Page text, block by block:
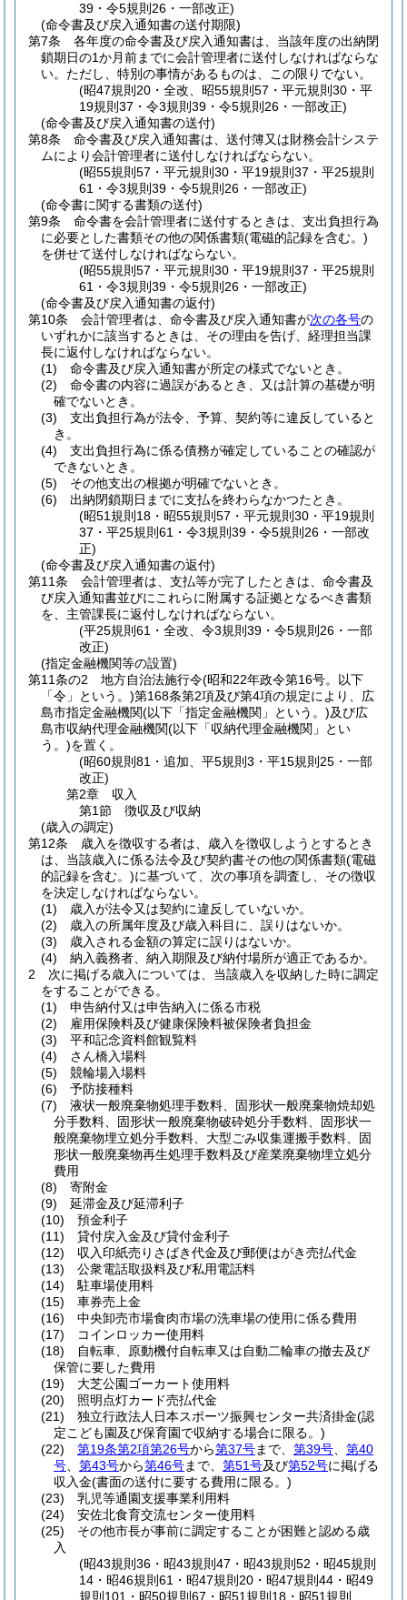
39・令5規則26・一部改正)
(命令書及び戻入通知書の送付期限)
第7条
各年度の命令書及び戻入通知書は、当該年度の出納閉
鎖期日の1か月前までに会計管理者に送付しなければならな
い。 ただし、特別の事情があるものは、この限りでない。
(昭47規則20・全改、昭55規則57・平元規則30・平
19規則37・令3規則39・令5規則26・一部改正)
(命令書及び戻入通知書の送付)
第8条
命令書及び戻入通知書は、送付簿又は財務会計システ
ムにより会計管理者に送付しなければならない。
(昭55規則57・平元規則30・平19規則37・平25規則
61・令3規則39・令5規則26・一部改正)
(命令書に関する書類の送付)
第9条
命令書を会計管理者に送付するときは、支出負担行為
に必要とした書類その他の関係書類(電磁的記録を含む。)
を併せて送付しなければならない。
(昭55規則57・平元規則30・平19規則37・平25規則
61・令3規則39・令5規則26・一部改正)
(命令書及び戻入通知書の返付)
第10条
会計管理者は、命令書及び戻入通知書が次の各号の
いずれかに該当するときは、その理由を告げ、経理担当課
長に返付しなければならない。
(1)
命令書及び戻入通知書が所定の様式でないとき。
(2)
命令書の内容に過誤があるとき、又は計算の基礎が明
確でないとき。
(3)
支出負担行為が法令、予算、契約等に違反していると
き。
(4)
支出負担行為に係る債務が確定していることの確認が
できないとき。
(5)
その他支出の根拠が明確でないとき。
(6)
出納閉鎖期日までに支払を終わらなかつたとき。
(昭51規則18・昭55規則57・平元規則30・平19規則
37・平25規則61・令3規則39・令5規則26・一部改
正)
(命令書及び戻入通知書の返付)
第11条
会計管理者は、支払等が完了したときは、命令書及
び戻入通知書並びにこれらに附属する証拠となるべき書類
を、主管課長に返付しなければならない。
(平25規則61・全改、令3規則39・令5規則26・一部
改正)
(指定金融機関等の設置)
第11条の2
地方自治法施行令(昭和22年政令第16号。以下
「令」という。)第168条第2項及び第4項の規定により、広
島市指定金融機関(以下「指定金融機関」という。)及び広
島市収納代理金融機関(以下「収納代理金融機関」とい
う。)を置く。
(昭60規則81・追加、平5規則3・平15規則25・一部
改正)
第2章
収入
第1節
徴収及び収納
(歳入の調定)
第12条
歳入を徴収する者は、歳入を徴収しようとするとき
は、当該歳入に係る法令及び契約書その他の関係書類(電磁
的記録を含む。)に基づいて、次の事項を調査し、その徴収
を決定しなければならない。
(1)
歳入が法令又は契約に違反していないか。
(2)
歳入の所属年度及び歳入科目に、誤りはないか。
(3)
歳入される金額の算定に誤りはないか。
(4)
納入義務者、納入期限及び納付場所が適正であるか。
2
次に掲げる歳入については、当該歳入を収納した時に調定
をすることができる。
(1)
申告納付又は申告納入に係る市税
(2)
雇用保険料及び健康保険料被保険者負担金
(3)
平和記念資料館観覧料
(4)
さん橋入場料
(5)
競輪場入場料
(6)
予防接種料
(7)
液状一般廃棄物処理手数料、固形状一般廃棄物焼却処
分手数料、固形状一般廃棄物破砕処分手数料、固形状一
般廃棄物埋立処分手数料、大型ごみ収集運搬手数料、固
形状一般廃棄物再生処理手数料及び産業廃棄物埋立処分
費用
(8)
寄附金
(9)
延滞金及び延滞利子
(10)
預金利子
(11)
貸付戻入金及び貸付金利子
(12)
収入印紙売りさばき代金及び郵便はがき売払代金
(13)
公衆電話取扱料及び私用電話料
(14)
駐車場使用料
(15)
車券売上金
(16)
中央卸売市場食肉市場の洗車場の使用に係る費用
(17)
コインロッカー使用料
(18)
自転車、原動機付自転車又は自動二輪車の撤去及び
保管に要した費用
(19)
大芝公園ゴーカート使用料
(20)
照明点灯カード売払代金
(21)
独立行政法人日本スポーツ振興センター共済掛金(認
定こども園及び保育園で収納する場合に限る。)
(22)
第19条第2項第26号から第37号まで、 第39号
第40
号
第43号から第46号まで、 第51号及び第52号に掲げる
収入金(書面の送付に要する費用に限る。)
(23)
乳児等通園支援事業利用料
(24)
安佐北食育交流センター使用料
(25)
その他市長が事前に調定することが困難と認める歳
入
(昭43規則36・昭43規則47・昭43規則52・昭45規則
14・昭46規則61・昭47規則20・昭47規則44・昭49
規則101・昭50規則67・昭51規則18・昭51規則